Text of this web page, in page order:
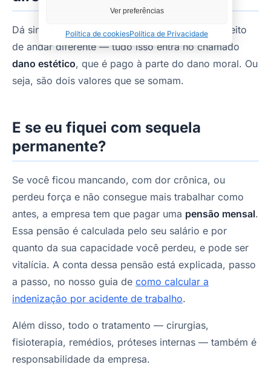
Ver preferências
Política de cookiesPolítica de Privacidade
Dá sim. A cicatriz grande, a perna mais fina, o jeito
de andar diferente — tudo isso entra no chamado
dano estético, que é pago à parte do dano moral. Ou
seja, são dois valores que se somam.
E se eu fiquei com sequela
permanente?
Se você ficou mancando, com dor crônica, ou
perdeu força e não consegue mais trabalhar como
antes, a empresa tem que pagar uma pensão mensal.
Essa pensão é calculada pelo seu salário e por
quanto da sua capacidade você perdeu, e pode ser
vitalícia. A conta dessa pensão está explicada, passo
a passo, no nosso guia de como calcular a
indenização por acidente de trabalho.
Além disso, todo o tratamento — cirurgias,
fisioterapia, remédios, próteses internas — também é
responsabilidade da empresa.